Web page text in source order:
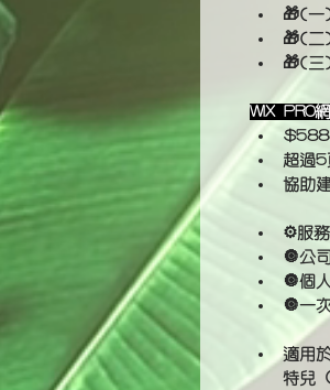
🎁(一
🎁(二
🎁(三
WIX PRO
超過5
協助
⚙️服
🔘公
🔘個
🔘一
適用
特兒